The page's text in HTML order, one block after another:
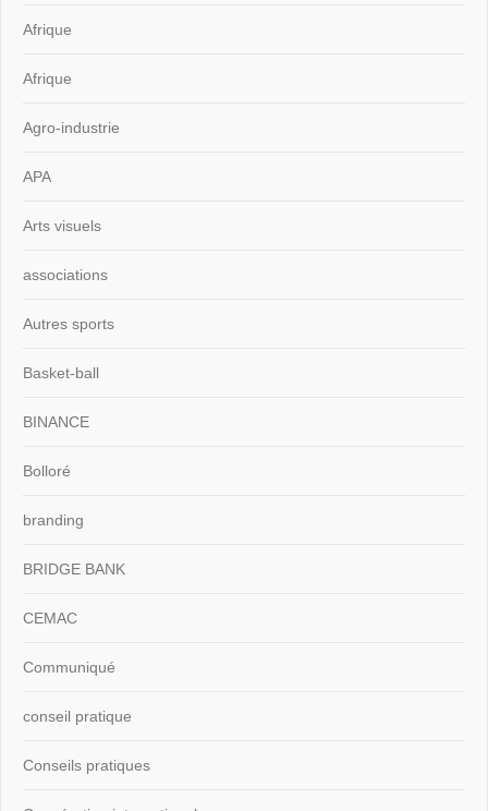
Afrique
Afrique
Agro-industrie
APA
Arts visuels
associations
Autres sports
Basket-ball
BINANCE
Bolloré
branding
BRIDGE BANK
CEMAC
Communiqué
conseil pratique
Conseils pratiques